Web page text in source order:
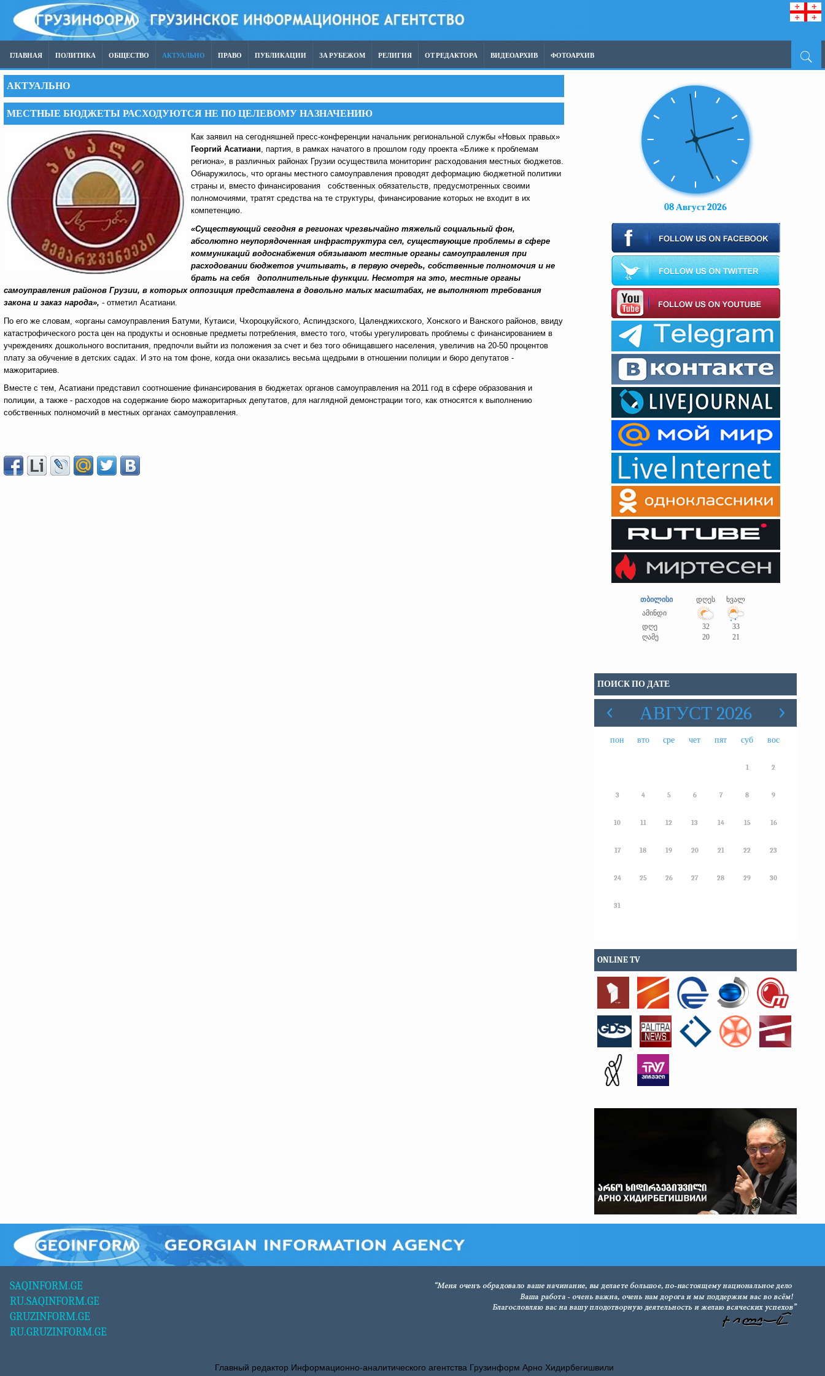
ГЛАВНАЯ ПОЛИТИКА ОБЩЕСТВО АКТУАЛЬНО ПРАВО ПУБЛИКАЦИИ ЗА РУБЕЖОМ РЕЛИГИЯ ОТ РЕДАКТОРА ВИДЕОАРХИВ ФОТОАРХИВ
АКТУАЛЬНО
МЕСТНЫЕ БЮДЖЕТЫ РАСХОДУЮТСЯ НЕ ПО ЦЕЛЕВОМУ НАЗНАЧЕНИЮ
Как заявил на сегодняшней пресс-конференции начальник региональной службы «Новых правых»
Георгий Асатиани, партия, в рамках начатого в прошлом году проекта «Ближе к проблемам
региона», в различных районах Грузии осуществила мониторинг расходования местных бюджетов.
Обнаружилось, что органы местного самоуправления проводят деформацию бюджетной политики
страны и, вместо финансирования собственных обязательств, предусмотренных своими
полномочиями, тратят средства на те структуры, финансирование которых не входит в их
компетенцию.
«Существующий сегодня в регионах чрезвычайно тяжелый социальный фон,
абсолютно неупорядоченная инфраструктура сел, существующие проблемы в сфере
коммуникаций водоснабжения обязывают местные органы самоуправления при
расходовании бюджетов учитывать, в первую очередь, собственные полномочия и не
брать на себя дополнительные функции. Несмотря на это, местные органы
самоуправления районов Грузии, в которых оппозиция представлена в довольно малых масштабах, не выполняют требования
закона и заказ народа», - отметил Асатиани.
По его же словам, «органы самоуправления Батуми, Кутаиси, Чхороцкуйского, Аспиндзского, Цаленджихского, Хонского и Ванского районов, ввиду
катастрофического роста цен на продукты и основные предметы потребления, вместо того, чтобы урегулировать проблемы с финансированием в
учреждениях дошкольного воспитания, предпочли выйти из положения за счет и без того обнищавшего населения, увеличив на 20-50 процентов
плату за обучение в детских садах. И это на том фоне, когда они оказались весьма щедрыми в отношении полиции и бюро депутатов -
мажоритариев.
Вместе с тем, Асатиани представил соотношение финансирования в бюджетах органов самоуправления на 2011 год в сфере образования и
полиции, а также - расходов на содержание бюро мажоритарных депутатов, для наглядной демонстрации того, как относятся к выполнению
собственных полномочий в местных органах самоуправления.
08 Август 2026
თბილისი დღეს
ხვალ
ამინდი
დღე
32
33
ღამე
20 21
ПОИСК ПО ДАТЕ
АВГУСТ 2026
пон вто сре чет пят суб вос
1 2
3 4 5 6 7 8 9
10 11 12 13 14 15 16
17 18 19 20 21 22 23
24 25 26 27 28 29 30
31
ONLINE TV
SAQINFORM.GE
RU.SAQINFORM.GE
GRUZINFORM.GE
RU.GRUZINFORM.GE
Главный редактор Информационно-аналитического агентства Грузинформ Арно Хидирбегишвили